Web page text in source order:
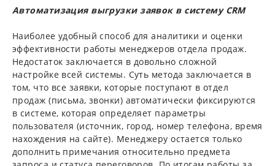
Автоматизация выгрузки заявок в систему CRM
Наиболее удобный способ для аналитики и оценки
эффективности работы менеджеров отдела продаж.
Недостаток заключается в довольно сложной
настройке всей системы. Суть метода заключается в
том, что все заявки, которые поступают в отдел
продаж (письма, звонки) автоматически фиксируются
в системе, которая определяет параметры
пользователя (источник, город, номер телефона, время
нахождения на сайте). Менеджеру остается только
дополнить примечания относительно предмета